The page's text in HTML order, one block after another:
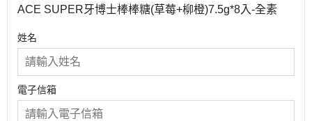
ACE SUPER牙博士棒棒糖(草莓+柳橙)7.5g*8入-全素
姓名
電子信箱